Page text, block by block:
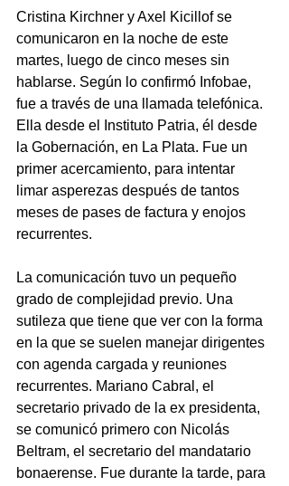
Cristina Kirchner y Axel Kicillof se
comunicaron en la noche de este
martes, luego de cinco meses sin
hablarse. Según lo confirmó Infobae,
fue a través de una llamada telefónica.
Ella desde el Instituto Patria, él desde
la Gobernación, en La Plata. Fue un
primer acercamiento, para intentar
limar asperezas después de tantos
meses de pases de factura y enojos
recurrentes.
La comunicación tuvo un pequeño
grado de complejidad previo. Una
sutileza que tiene que ver con la forma
en la que se suelen manejar dirigentes
con agenda cargada y reuniones
recurrentes. Mariano Cabral, el
secretario privado de la ex presidenta,
se comunicó primero con Nicolás
Beltram, el secretario del mandatario
bonaerense. Fue durante la tarde, para